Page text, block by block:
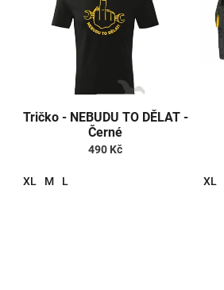
Tričko - NEBUDU TO DĚLAT -
Černé
490 Kč
XL M L XL